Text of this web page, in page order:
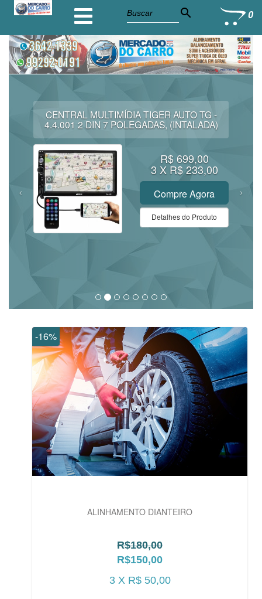
search 0
CENTRAL MULTIMÍDIA TIGER AUTO TG -
4.4.001 2 DIN 7 POLEGADAS, (INTALADA)
R$ 699,00
3 X R$ 233,00
Compre Agora
Detalhes do Produto
-16%
ALINHAMENTO DIANTEIRO
R$180,00
R$150,00
3 X R$ 50,00